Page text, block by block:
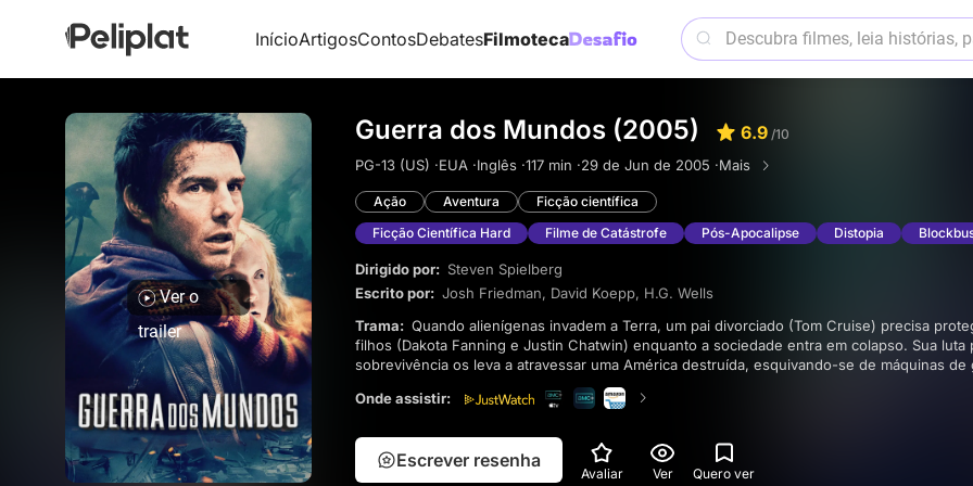
InícioArtigosContosDebatesFilmoteca
Ver o
trailer
Guerra dos Mundos (2005) 6.9 /10
PG-13 (US) ·EUA ·Inglês ·117 min ·29 de Jun de 2005 ·Mais
Ação Aventura
Ficção científica
Ficção Científica Hard
Filme de Catástrofe Pós-Apocalipse Distopia
Dirigido por: Steven Spielberg
Escrito por: Josh Friedman, David Koepp, H.G. Wells
Trama:
filhos (Dakota Fanning e Justin Chatwin) enquanto a sociedade entra em colapso. Sua luta
sobrevivência os leva a atravessar uma América destruída, esquivando-se de máquinas de
extraterrestres. Ao encontrarem o melhor e o pior da humanidade, os efeitos especiais dão
realmente aterrorizantes. A maestria visual desse filme é imperdível, proporcionando uma
Onde assistir:
Escrever resenha
Avaliar Ver Quero ver